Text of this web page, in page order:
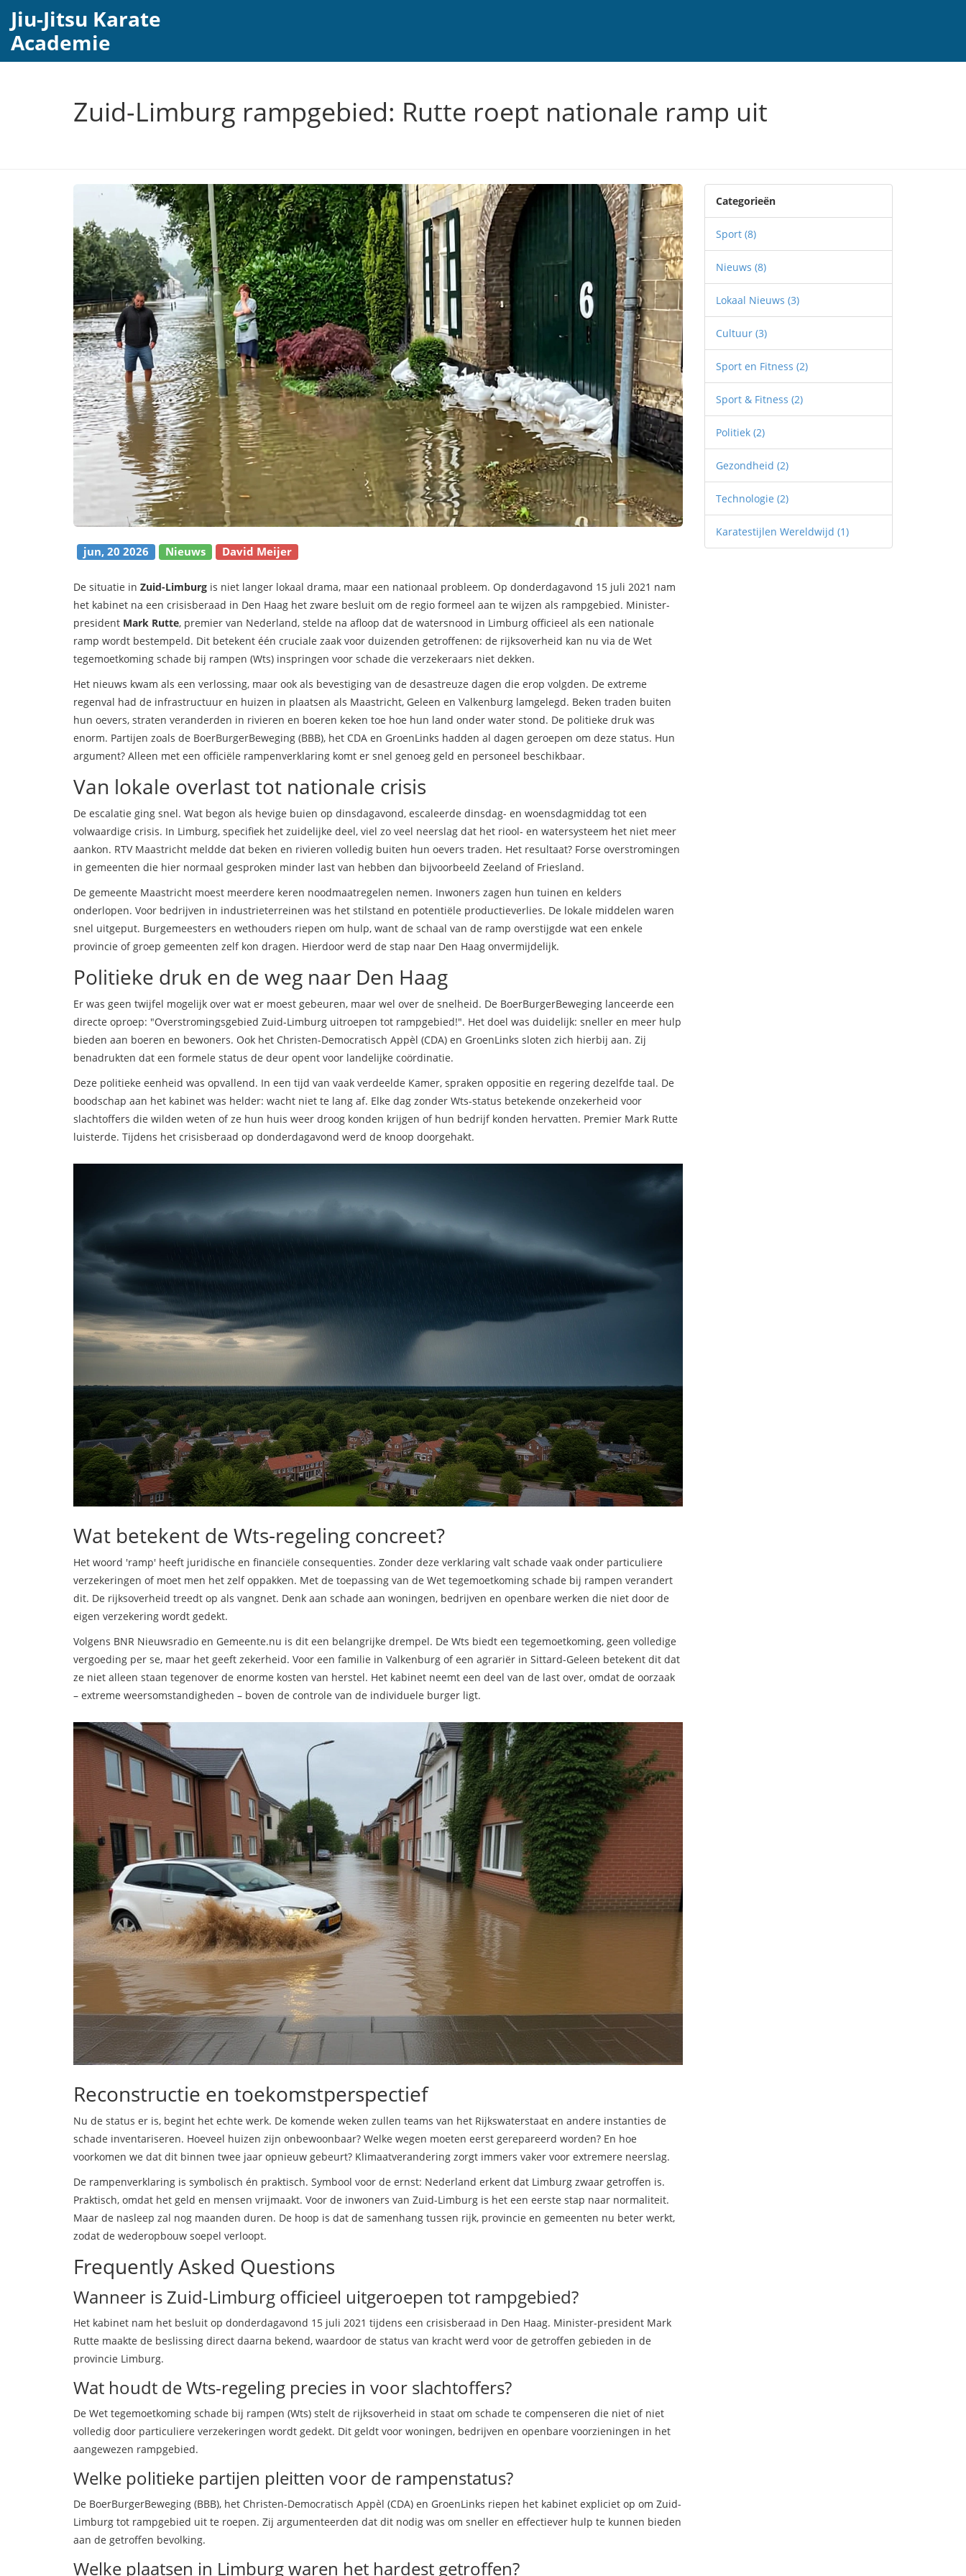
Jiu-Jitsu Karate
Academie
Zuid-Limburg rampgebied: Rutte roept nationale ramp uit
jun, 20 2026 Nieuws David Meijer
De situatie in Zuid-Limburg is niet langer lokaal drama, maar een nationaal probleem. Op donderdagavond 15 juli 2021 nam
het kabinet na een crisisberaad in Den Haag het zware besluit om de regio formeel aan te wijzen als rampgebied. Minister-
president Mark Rutte, premier van Nederland, stelde na afloop dat de watersnood in Limburg officieel als een nationale
ramp wordt bestempeld. Dit betekent één cruciale zaak voor duizenden getroffenen: de rijksoverheid kan nu via de Wet
tegemoetkoming schade bij rampen (Wts) inspringen voor schade die verzekeraars niet dekken.
Het nieuws kwam als een verlossing, maar ook als bevestiging van de desastreuze dagen die erop volgden. De extreme
regenval had de infrastructuur en huizen in plaatsen als Maastricht, Geleen en Valkenburg lamgelegd. Beken traden buiten
hun oevers, straten veranderden in rivieren en boeren keken toe hoe hun land onder water stond. De politieke druk was
enorm. Partijen zoals de BoerBurgerBeweging (BBB), het CDA en GroenLinks hadden al dagen geroepen om deze status. Hun
argument? Alleen met een officiële rampenverklaring komt er snel genoeg geld en personeel beschikbaar.
Van lokale overlast tot nationale crisis
De escalatie ging snel. Wat begon als hevige buien op dinsdagavond, escaleerde dinsdag- en woensdagmiddag tot een
volwaardige crisis. In Limburg, specifiek het zuidelijke deel, viel zo veel neerslag dat het riool- en watersysteem het niet meer
aankon. RTV Maastricht meldde dat beken en rivieren volledig buiten hun oevers traden. Het resultaat? Forse overstromingen
in gemeenten die hier normaal gesproken minder last van hebben dan bijvoorbeeld Zeeland of Friesland.
De gemeente Maastricht moest meerdere keren noodmaatregelen nemen. Inwoners zagen hun tuinen en kelders
onderlopen. Voor bedrijven in industrieterreinen was het stilstand en potentiële productieverlies. De lokale middelen waren
snel uitgeput. Burgemeesters en wethouders riepen om hulp, want de schaal van de ramp overstijgde wat een enkele
provincie of groep gemeenten zelf kon dragen. Hierdoor werd de stap naar Den Haag onvermijdelijk.
Politieke druk en de weg naar Den Haag
Er was geen twijfel mogelijk over wat er moest gebeuren, maar wel over de snelheid. De BoerBurgerBeweging lanceerde een
directe oproep: "Overstromingsgebied Zuid-Limburg uitroepen tot rampgebied!". Het doel was duidelijk: sneller en meer hulp
bieden aan boeren en bewoners. Ook het Christen-Democratisch Appèl (CDA) en GroenLinks sloten zich hierbij aan. Zij
benadrukten dat een formele status de deur opent voor landelijke coördinatie.
Deze politieke eenheid was opvallend. In een tijd van vaak verdeelde Kamer, spraken oppositie en regering dezelfde taal. De
boodschap aan het kabinet was helder: wacht niet te lang af. Elke dag zonder Wts-status betekende onzekerheid voor
slachtoffers die wilden weten of ze hun huis weer droog konden krijgen of hun bedrijf konden hervatten. Premier Mark Rutte
luisterde. Tijdens het crisisberaad op donderdagavond werd de knoop doorgehakt.
Wat betekent de Wts-regeling concreet?
Het woord 'ramp' heeft juridische en financiële consequenties. Zonder deze verklaring valt schade vaak onder particuliere
verzekeringen of moet men het zelf oppakken. Met de toepassing van de Wet tegemoetkoming schade bij rampen verandert
dit. De rijksoverheid treedt op als vangnet. Denk aan schade aan woningen, bedrijven en openbare werken die niet door de
eigen verzekering wordt gedekt.
Volgens BNR Nieuwsradio en Gemeente.nu is dit een belangrijke drempel. De Wts biedt een tegemoetkoming, geen volledige
vergoeding per se, maar het geeft zekerheid. Voor een familie in Valkenburg of een agrariër in Sittard-Geleen betekent dit dat
ze niet alleen staan tegenover de enorme kosten van herstel. Het kabinet neemt een deel van de last over, omdat de oorzaak
– extreme weersomstandigheden – boven de controle van de individuele burger ligt.
Reconstructie en toekomstperspectief
Nu de status er is, begint het echte werk. De komende weken zullen teams van het Rijkswaterstaat en andere instanties de
schade inventariseren. Hoeveel huizen zijn onbewoonbaar? Welke wegen moeten eerst gerepareerd worden? En hoe
voorkomen we dat dit binnen twee jaar opnieuw gebeurt? Klimaatverandering zorgt immers vaker voor extremere neerslag.
De rampenverklaring is symbolisch én praktisch. Symbool voor de ernst: Nederland erkent dat Limburg zwaar getroffen is.
Praktisch, omdat het geld en mensen vrijmaakt. Voor de inwoners van Zuid-Limburg is het een eerste stap naar normaliteit.
Maar de nasleep zal nog maanden duren. De hoop is dat de samenhang tussen rijk, provincie en gemeenten nu beter werkt,
zodat de wederopbouw soepel verloopt.
Frequently Asked Questions
Wanneer is Zuid-Limburg officieel uitgeroepen tot rampgebied?
Het kabinet nam het besluit op donderdagavond 15 juli 2021 tijdens een crisisberaad in Den Haag. Minister-president Mark
Rutte maakte de beslissing direct daarna bekend, waardoor de status van kracht werd voor de getroffen gebieden in de
provincie Limburg.
Wat houdt de Wts-regeling precies in voor slachtoffers?
De Wet tegemoetkoming schade bij rampen (Wts) stelt de rijksoverheid in staat om schade te compenseren die niet of niet
volledig door particuliere verzekeringen wordt gedekt. Dit geldt voor woningen, bedrijven en openbare voorzieningen in het
aangewezen rampgebied.
Welke politieke partijen pleitten voor de rampenstatus?
De BoerBurgerBeweging (BBB), het Christen-Democratisch Appèl (CDA) en GroenLinks riepen het kabinet expliciet op om Zuid-
Limburg tot rampgebied uit te roepen. Zij argumenteerden dat dit nodig was om sneller en effectiever hulp te kunnen bieden
aan de getroffen bevolking.
Welke plaatsen in Limburg waren het hardest getroffen?
Categorieën
Sport (8)
Nieuws (8)
Lokaal Nieuws (3)
Cultuur (3)
Sport en Fitness (2)
Sport & Fitness (2)
Politiek (2)
Gezondheid (2)
Technologie (2)
Karatestijlen Wereldwijd (1)